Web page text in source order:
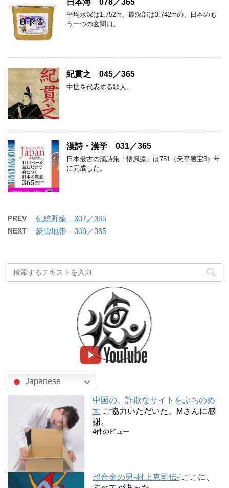
平均水深は1,752m、最深部は3,742mの、日本のも
う一つの玄関口。
紀貫之 045／365
中世を代表する歌人。
漢詩・漢学 031／365
日本最古の漢詩集「懐風藻」は751（天平勝宝3）年
に完成した。
PREV 伝統野菜 307／365
NEXT 豪雪地帯 309／365
Japanese
中国の、詐欺なサイトをぶちのめ
す ご協力いただいた、Mさんに感
謝。
4件のビュー
超合金の男-村上克司伝- ここに、